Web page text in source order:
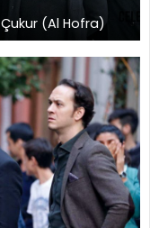
Çukur (Al Hofra)